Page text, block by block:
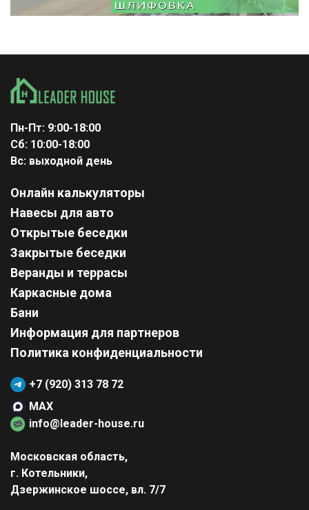
Пн-Пт: 9:00-18:00
Сб: 10:00-18:00
Вс: выходной день
Онлайн калькуляторы
Навесы для авто
Открытые беседки
Закрытые беседки
Веранды и террасы
Каркасные дома
Бани
Информация для партнеров
Политика конфиденциальности
+7 (920) 313 78 72
MAX
info@leader-house.ru
Московская область,
г. Котельники,
Дзержинское шоссе, вл. 7/7